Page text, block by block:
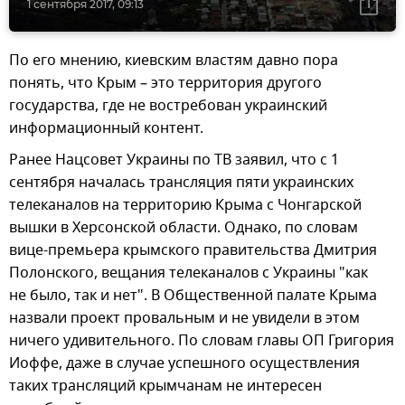
1 сентября 2017, 09:13
По его мнению, киевским властям давно пора
понять, что Крым – это территория другого
государства, где не востребован украинский
информационный контент.
Ранее Нацсовет Украины по ТВ заявил, что с 1
сентября началась трансляция пяти украинских
телеканалов на территорию Крыма с Чонгарской
вышки в Херсонской области. Однако, по словам
вице-премьера крымского правительства Дмитрия
Полонского, вещания телеканалов с Украины "как
не было, так и нет". В Общественной палате Крыма
назвали проект провальным и не увидели в этом
ничего удивительного. По словам главы ОП Григория
Иоффе, даже в случае успешного осуществления
таких трансляций крымчанам не интересен